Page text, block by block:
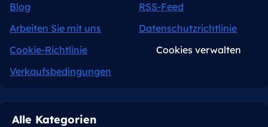
Blog
RSS-Feed
Arbeiten Sie mit uns
Datenschutzrichtlinie
Cookie-Richtlinie
Cookies verwalten
Verkaufsbedingungen
Alle Kategorien